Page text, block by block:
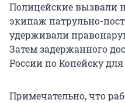
Полицейские вызвали
экипаж патрульно-
удерживали
Затем задержанного
России по Копейску для
Примечательно, что